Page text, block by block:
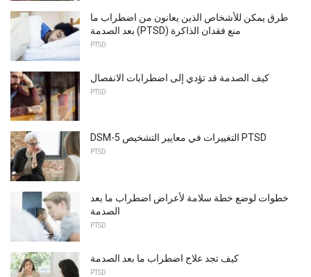
طرق يمكن للأشخاص الذين يعانون من اضطراب ما
بعد الصدمة (PTSD) منع فقدان الذاكرة
PTSD
كيف الصدمة قد تؤدي إلى اضطرابات الانفصال
PTSD
DSM-5 التغييرات في معايير التشخيص PTSD
PTSD
خطوات لوضع خطة سلامة لأعراض اضطراب ما بعد
الصدمة
PTSD
كيف تجد علاج اضطراب ما بعد الصدمة
PTSD